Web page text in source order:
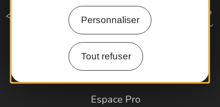
Personnaliser
Tout refuser
Comment venir ?
Espace Pro